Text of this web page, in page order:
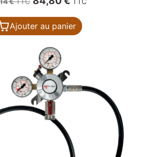
Ajouter au panier